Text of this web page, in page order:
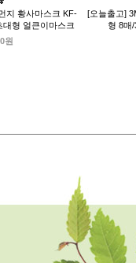
지 황사마스크 KF-
대형 얼큰이마스크
원
[오늘출고]
형 8매